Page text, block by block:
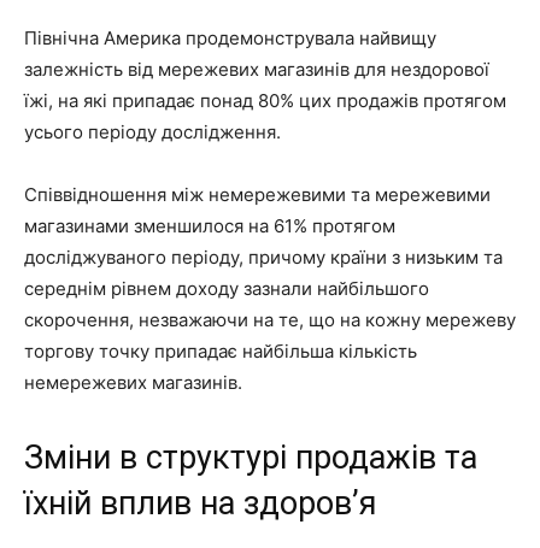
Північна Америка продемонструвала найвищу
залежність від мережевих магазинів для нездорової
їжі, на які припадає понад 80% цих продажів протягом
усього періоду дослідження.
Співвідношення між немережевими та мережевими
магазинами зменшилося на 61% протягом
досліджуваного періоду, причому країни з низьким та
середнім рівнем доходу зазнали найбільшого
скорочення, незважаючи на те, що на кожну мережеву
торгову точку припадає найбільша кількість
немережевих магазинів.
Зміни в структурі продажів та
їхній вплив на здоров’я